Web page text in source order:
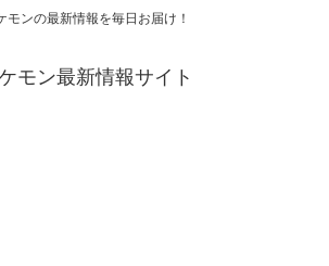
モンの最新情報を毎日お届け！
モン最新情報サイト